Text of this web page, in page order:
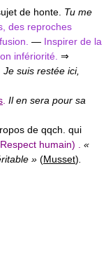
de honte. Tu me
des reproches
— Inspirer de la
infériorité. ⇒
suis restée ici,
Il en sera pour sa
de qqch. qui
. Respect humain) . «
» (Musset)